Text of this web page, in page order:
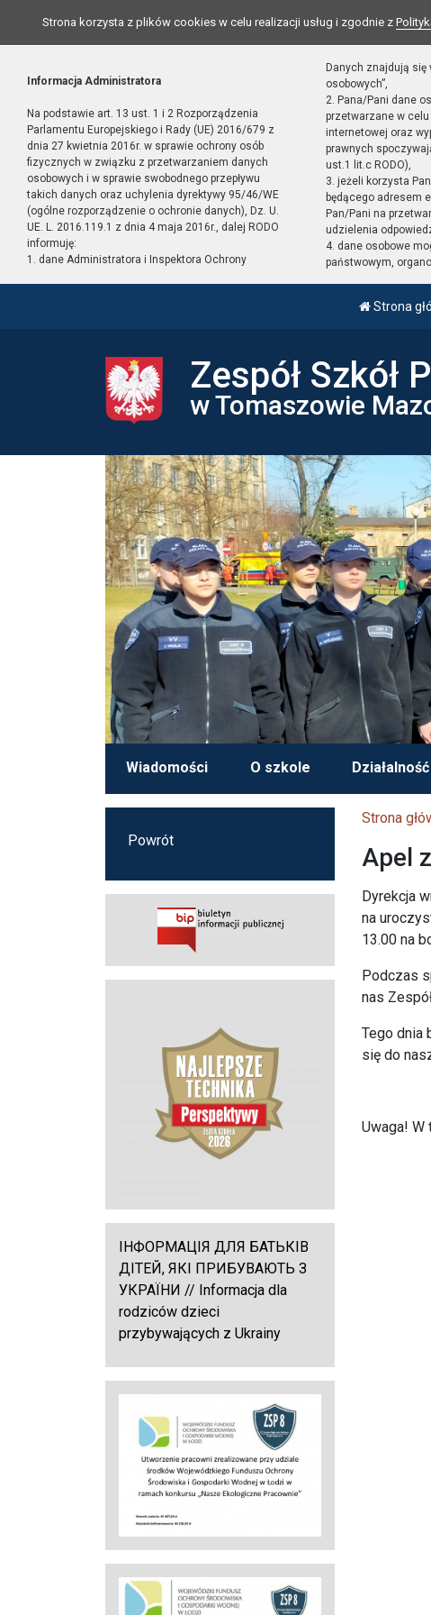
Strona korzysta z plików cookies w celu realizacji usług i zgodnie z
Informacja Administratora
Na podstawie art. 13 ust. 1 i 2 Rozporządzenia
Parlamentu Europejskiego i Rady (UE) 2016/679 z
dnia 27 kwietnia 2016r. w sprawie ochrony osób
fizycznych w związku z przetwarzaniem danych
osobowych i w sprawie swobodnego przepływu
takich danych oraz uchylenia dyrektywy 95/46/WE
(ogólne rozporządzenie o ochronie danych), Dz. U.
UE. L. 2016.119.1 z dnia 4 maja 2016r., dalej RODO
informuję:
1. dane Administratora i Inspektora Ochrony
Danych znajdują się
osobowych”,
2. Pana/Pani dane
przetwarzane w
internetowej oraz
prawnych
ust.1 lit.c RODO),
3. jeżeli korzysta
będącego adresem
Pan/Pani na
udzielenia
4. dane osobowe
państwowym,
Strona
Zespół Szkół
w Tomaszowie
Wiadomości O szkole Działalność
Strona
Apel
Dyrekcja
na
13.00 na
Podczas
nas
Tego dnia
się do
Uwaga! W
Powrót
ІНФОРМАЦІЯ ДЛЯ БАТЬКІВ
ДІТЕЙ, ЯКІ ПРИБУВАЮТЬ З
УКРАЇНИ // Informacja dla
rodziców dzieci
przybywających z Ukrainy